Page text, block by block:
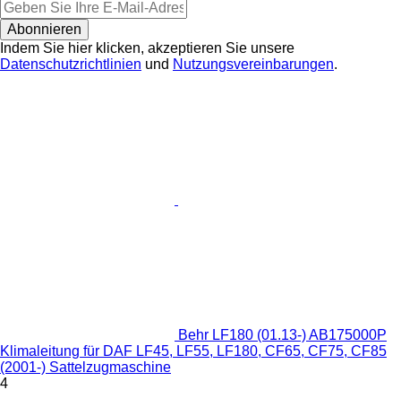
Abonnieren
Indem Sie hier klicken, akzeptieren Sie unsere
Datenschutzrichtlinien und Nutzungsvereinbarungen.
Behr LF180 (01.13-) AB175000P
Klimaleitung für DAF LF45, LF55, LF180, CF65, CF75, CF85
(2001-) Sattelzugmaschine
4